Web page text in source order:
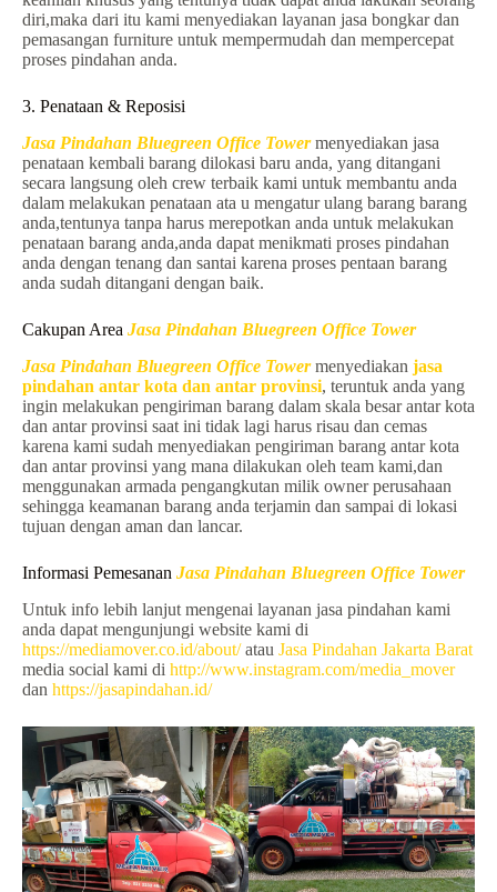
diri,maka dari itu kami menyediakan layanan jasa bongkar dan
pemasangan furniture untuk mempermudah dan mempercepat
proses pindahan anda.
3. Penataan & Reposisi
Jasa Pindahan Bluegreen Office Towermenyediakan jasa
penataan kembali barang dilokasi baru anda, yang ditangani
secara langsung oleh crew terbaik kami untuk membantu anda
dalam melakukan penataan ata u mengatur ulang barang barang
anda,tentunya tanpa harus merepotkan anda untuk melakukan
penataan barang anda,anda dapat menikmati proses pindahan
anda dengan tenang dan santai karena proses pentaan barang
anda sudah ditangani dengan baik.
Cakupan Area Jasa Pindahan Bluegreen Office Tower
Jasa Pindahan Bluegreen Office Towermenyediakan jasa
pindahan antar kota dan antar provinsi, teruntuk anda yang
ingin melakukan pengiriman barang dalam skala besar antar kota
dan antar provinsi saat ini tidak lagi harus risau dan cemas
karena kami sudah menyediakan pengiriman barang antar kota
dan antar provinsi yang mana dilakukan oleh team kami,dan
menggunakan armada pengangkutan milik owner perusahaan
sehingga keamanan barang anda terjamin dan sampai di lokasi
tujuan dengan aman dan lancar.
Informasi Pemesanan Jasa Pindahan Bluegreen Office Tower
Untuk info lebih lanjut mengenai layanan jasa pindahan kami
anda dapat mengunjungi website kami di
https://mediamover.co.id/about/atau Jasa Pindahan Jakarta Barat
media social kami di http://www.instagram.com/media_mover
dan https://jasapindahan.id/